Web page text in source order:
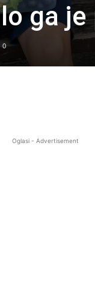
ga
0
Oglasi - Advertisement